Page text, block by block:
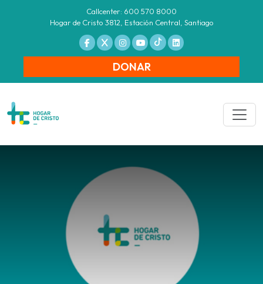
Callcenter: 600 570 8000
Hogar de Cristo 3812, Estación Central, Santiago
DONAR